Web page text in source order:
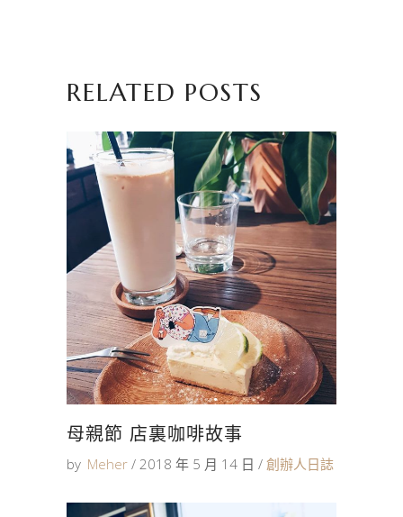
RELATED POSTS
母親節 店裏咖啡故事
by Meher 2018 年 5 月 14 日 創辦人日誌